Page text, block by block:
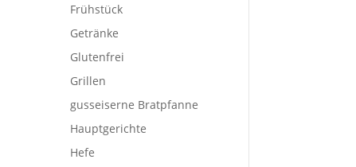
Frühstück
Getränke
Glutenfrei
Grillen
gusseiserne Bratpfanne
Hauptgerichte
Hefe